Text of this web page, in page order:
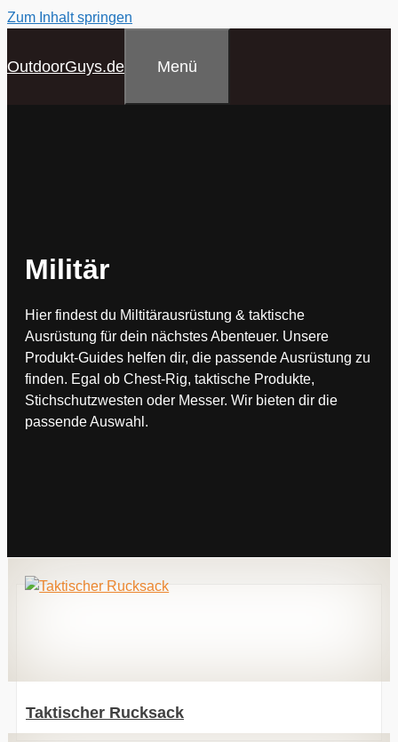
Zum Inhalt springen
OutdoorGuys.de Menü
Militär
Hier findest du Miltitärausrüstung & taktische
Ausrüstung für dein nächstes Abenteuer. Unsere
Produkt-Guides helfen dir, die passende Ausrüstung zu
finden. Egal ob Chest-Rig, taktische Produkte,
Stichschutzwesten oder Messer. Wir bieten dir die
passende Auswahl.
Taktischer Rucksack